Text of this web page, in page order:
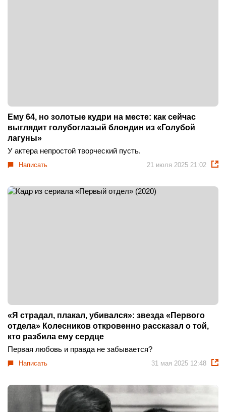
Ему 64, но золотые кудри на месте: как сейчас
выглядит голубоглазый блондин из «Голубой
лагуны»
У актера непростой творческий пусть.
Написать 21 июля 2025 21:02
«Я страдал, плакал, убивался»: звезда «Первого
отдела» Колесников откровенно рассказал о той,
кто разбила ему сердце
Первая любовь и правда не забывается?
Написать 31 мая 2025 12:48